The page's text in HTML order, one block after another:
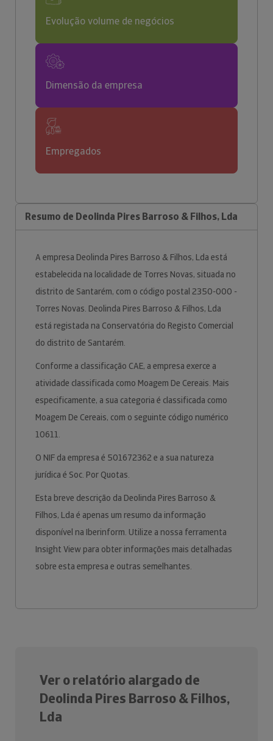
Evolução volume de negócios
Dimensão da empresa
Empregados
Resumo de Deolinda Pires Barroso & Filhos, Lda
A empresa Deolinda Pires Barroso & Filhos, Lda está
estabelecida na localidade de Torres Novas, situada no
distrito de Santarém, com o código postal 2350-000 -
Torres Novas. Deolinda Pires Barroso & Filhos, Lda
está registada na Conservatória do Registo Comercial
do distrito de Santarém.
Conforme a classificação CAE, a empresa exerce a
atividade classificada como Moagem De Cereais. Mais
especificamente, a sua categoria é classificada como
Moagem De Cereais, com o seguinte código numérico
10611.
O NIF da empresa é 501672362 e a sua natureza
jurídica é Soc. Por Quotas.
Esta breve descrição da Deolinda Pires Barroso &
Filhos, Lda é apenas um resumo da informação
disponível na Iberinform. Utilize a nossa ferramenta
Insight View para obter informações mais detalhadas
sobre esta empresa e outras semelhantes.
Ver o relatório alargado de
Deolinda Pires Barroso & Filhos,
Lda